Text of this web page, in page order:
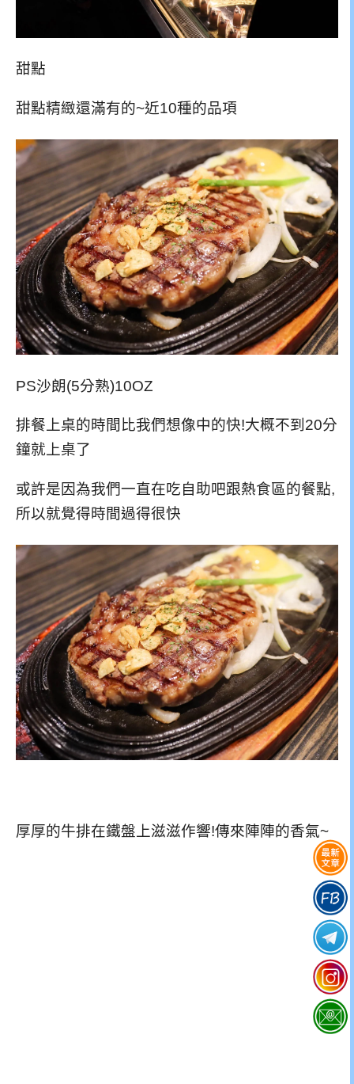
甜點
甜點精緻還滿有的~近10種的品項
PS沙朗(5分熟)10OZ
排餐上桌的時間比我們想像中的快!大概不到20分
鐘就上桌了
或許是因為我們一直在吃自助吧跟熱食區的餐點,
所以就覺得時間過得很快
厚厚的牛排在鐵盤上滋滋作響!傳來陣陣的香氣~